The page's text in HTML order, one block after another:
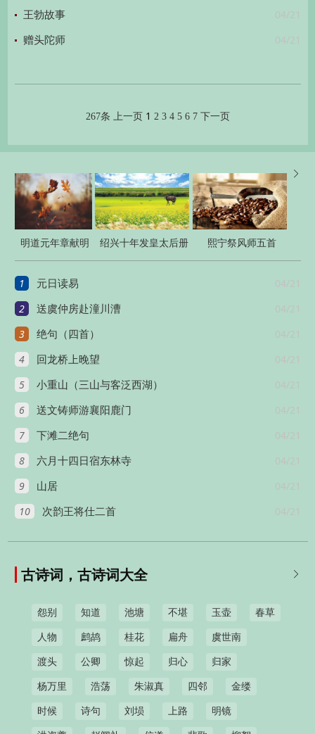
04/21
王勃故事
04/21
赠头陀师
267条 上一页 1 2 3 4 5 6 7 下一页

明道元年章献明
肃皇太后朝会十
五首
绍兴十年发皇太后册
宝八首
熙宁祭风师五首
1 04/21
元日读易
2 04/21
送虞仲房赴潼川漕
3 04/21
绝句（四首）
4 04/21
回龙桥上晚望
5 04/21
小重山（三山与客泛西湖）
6 04/21
送文铸师游襄阳鹿门
7 04/21
下滩二绝句
8 04/21
六月十四日宿东林寺
9 04/21
山居
10 04/21
次韵王将仕二首

古诗词，古诗词大全
怨别 知道 池塘 不堪 玉壶 春草
人物 鹧鸪 桂花 扁舟 虞世南
渡头 公卿 惊起 归心 归家
杨万里 浩荡 朱淑真 四邻 金缕
时候 诗句 刘埙 上路 明镜